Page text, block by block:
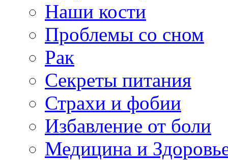
Наши кости
Проблемы со сном
Рак
Секреты питания
Страхи и фобии
Избавление от боли
Медицина и